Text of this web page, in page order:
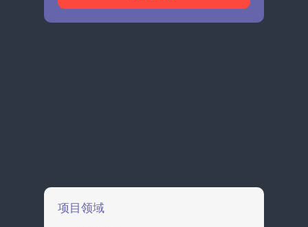
项目领域